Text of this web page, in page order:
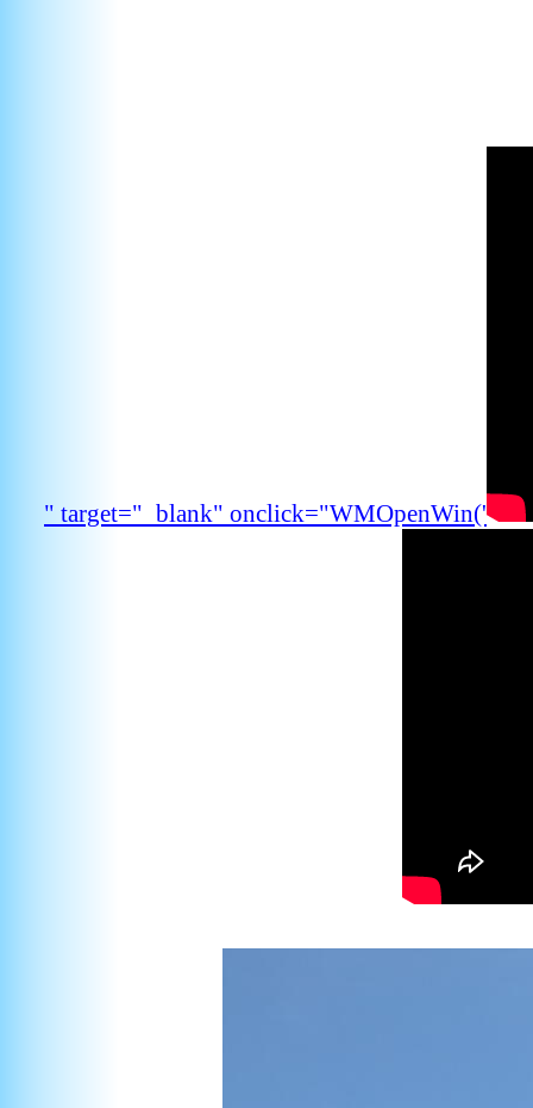
" target="_blank" onclick="WMOpenWin('